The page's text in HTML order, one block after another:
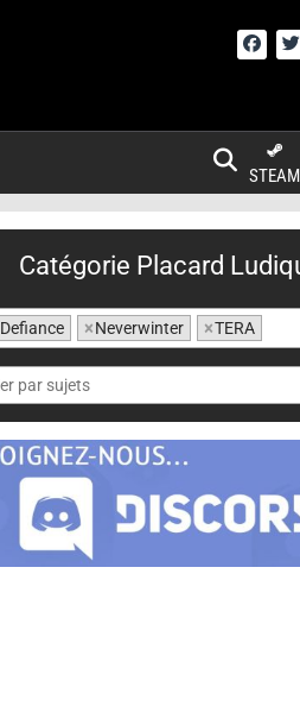
STEAM
Catégorie Placard
Defiance ×Neverwinter ×TERA